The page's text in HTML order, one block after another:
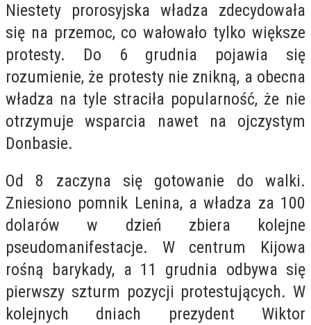
Niestety prorosyjska władza zdecydowała
się na przemoc, co wałowało tylko większe
protesty. Do 6 grudnia pojawia się
rozumienie, że protesty nie znikną, a obecna
władza na tyle straciła popularność, że nie
otrzymuje wsparcia nawet na ojczystym
Donbasie.
Od 8 zaczyna się gotowanie do walki.
Zniesiono pomnik Lenina, a władza za 100
dolarów w dzień zbiera kolejne
pseudomanifestacje. W centrum Kijowa
rośną barykady, a 11 grudnia odbywa się
pierwszy szturm pozycji protestujących. W
kolejnych dniach prezydent Wiktor